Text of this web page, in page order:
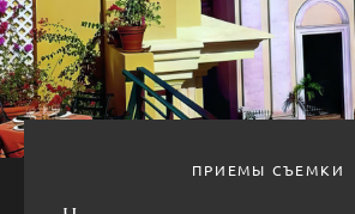
ПРИЕМЫ СЪЕМКИ